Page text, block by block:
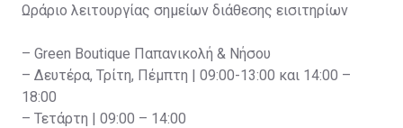
Ωράριο λειτουργίας σημείων διάθεσης εισιτηρίων
– Green Boutique Παπανικολή & Νήσου
– Δευτέρα, Τρίτη, Πέμπτη | 09:00-13:00 και 14:00 –
18:00
– Τετάρτη | 09:00 – 14:00